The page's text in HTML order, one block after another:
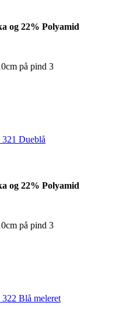
22% Polyamid
på pind 3
22% Polyamid
på pind 3